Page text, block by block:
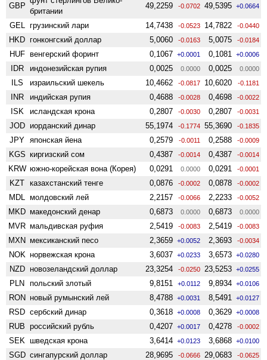
GBP
британии
49,2259 -0.0702 49,5395 +0.0664
GEL грузинский лари 14,7438 -0.0523 14,7822 -0.0440
HKD гонконгский доллар 5,0060 -0.0163 5,0075 -0.0184
HUF венгерский форинт 0,1067 +0.0001 0,1081 +0.0006
IDR индонезийская рупия 0,0025 0.0000 0,0025 0.0000
ILS израильский шекель 10,4662 -0.0817 10,6020 -0.1181
INR индийская рупия 0,4688 -0.0028 0,4698 -0.0022
ISK исландская крона 0,2807 -0.0030 0,2807 -0.0031
JOD иорданский динар 55,1974 -0.1774 55,3690 -0.1835
JPY японская йена 0,2579 -0.0011 0,2588 -0.0009
KGS киргизский сом 0,4387 -0.0014 0,4387 -0.0014
KRW южно-корейская вона (Корея) 0,0291 0.0000 0,0291 -0.0001
KZT казахстанский тенге 0,0876 -0.0002 0,0878 -0.0002
MDL молдовский лей 2,2157 -0.0066 2,2233 -0.0052
MKD македонский денар 0,6873 0.0000 0,6873 0.0000
MVR мальдивская руфия 2,5419 -0.0083 2,5419 -0.0083
MXN мексиканский песо 2,3659 +0.0052 2,3693 -0.0034
NOK норвежская крона 3,6037 +0.0233 3,6573 +0.0280
NZD ново­зеландский доллар 23,3254 -0.0250 23,5253 +0.0255
PLN польский злотый 9,8151 +0.0112 9,8934 +0.0106
RON новый румынский лей 8,4788 +0.0031 8,5491 +0.0127
RSD сербский динар 0,3618 +0.0008 0,3629 +0.0008
RUB российский рубль 0,4207 +0.0017 0,4278 -0.0002
SEK шведская крона 3,6414 +0.0123 3,6868 +0.0100
SGD сингапурский доллар 28,9695 -0.0666 29,0683 -0.0625